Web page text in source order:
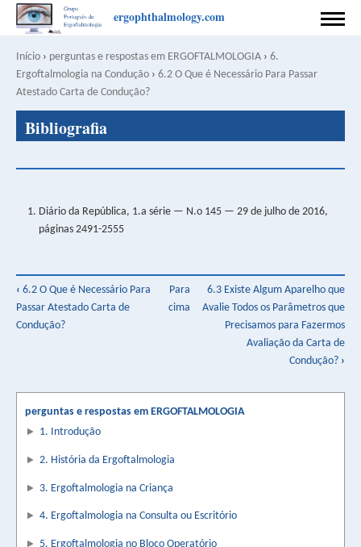
Passar
para
conteúdo
principal
ergophthalmology.com
PREFACE
COORDENAÇÃO
CONDIÇÕES DE PUBLICAÇÃO
PRIVACY POLICY
Português
Navegação
estrutural
Início › perguntas e respostas em ERGOFTALMOLOGIA › 6.
Ergoftalmologia na Condução › 6.2 O Que é Necessário Para Passar
Atestado Carta de Condução?
Back
Bibliografia
Diário da República, 1.a série — N.o 145 — 29 de julho de 2016,
páginas 2491-2555
Book
traversal
Bibliografia
‹ 6.2 O Que é Necessário Para
Passar Atestado Carta de
Condução?
Para
cima
6.3 Existe Algum Aparelho que
Avalie Todos os Parâmetros que
Precisamos para Fazermos
Avaliação da Carta de
Condução? ›
perguntas e respostas em ERGOFTALMOLOGIA
1. Introdução
2. História da Ergoftalmologia
3. Ergoftalmologia na Criança
4. Ergoftalmologia na Consulta ou Escritório
5. Ergoftalmologia no Bloco Operatório